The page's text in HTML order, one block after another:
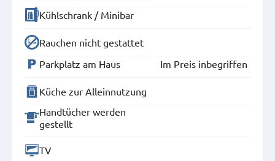
Kühlschrank / Minibar
Rauchen nicht gestattet
Parkplatz am Haus
Im Preis inbegriffen
Küche zur Alleinnutzung
Handtücher werden
gestellt
TV